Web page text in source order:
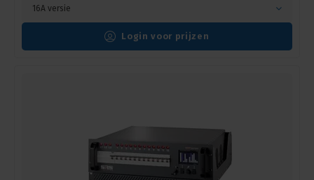
16A versie
Login voor prijzen